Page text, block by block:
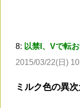
8: 以禁I、Vで転
2015/03/22(日)
ミルク色の異